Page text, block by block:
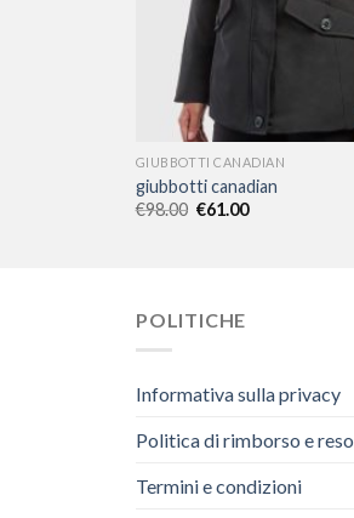
GIUBBOTTI CANADIAN
giubbotti canadian
€98.00 €61.00
POLITICHE
Informativa sulla privacy
Politica di rimborso e reso
Termini e condizioni